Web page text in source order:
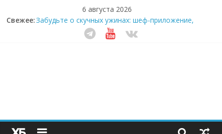
6 августа 2026
Свежее:Забудьте о скучных ужинах: шеф-приложение,
которое видит вашу еду насквозь
Небо зовёт: как бизнес на полётах дронов и
Секрет супергидратации: почему кокосовая вода с
пребиотиками становится главным трендом